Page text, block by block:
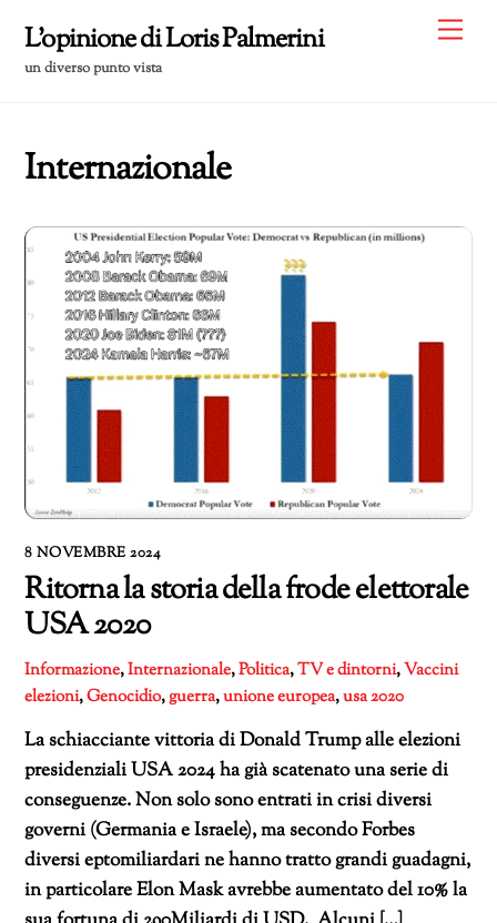
content
L'opinione di Loris Palmerini
un diverso punto vista
Internazionale
8 NOVEMBRE 2024
Ritorna la storia della frode elettorale
USA 2020
Informazione,Internazionale,Politica,TV e dintorni,Vaccini
elezioni,Genocidio,guerra,unione europea,usa 2020
La schiacciante vittoria di Donald Trump alle elezioni
presidenziali USA 2024 ha già scatenato una serie di
conseguenze. Non solo sono entrati in crisi diversi
governi (Germania e Israele), ma secondo Forbes
diversi eptomiliardari ne hanno tratto grandi guadagni,
in particolare Elon Mask avrebbe aumentato del 10% la